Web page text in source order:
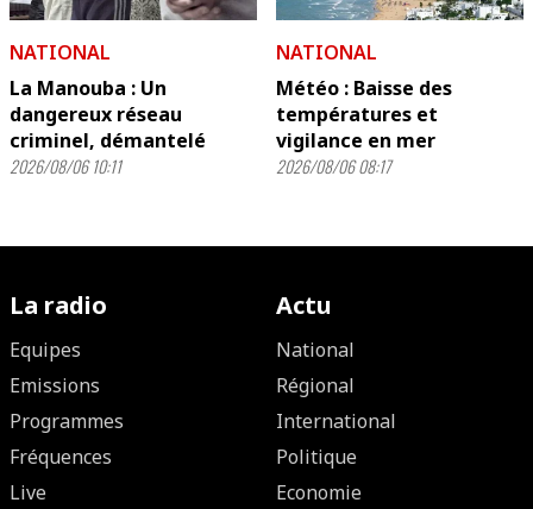
NATIONAL
La Manouba : Un
dangereux réseau
criminel, démantelé
2026/08/06 10:11
NATIONAL
Météo : Baisse des
températures et
vigilance en mer
2026/08/06 08:17
La radio
Equipes
Emissions
Programmes
Fréquences
Live
Actu
National
Régional
International
Politique
Economie